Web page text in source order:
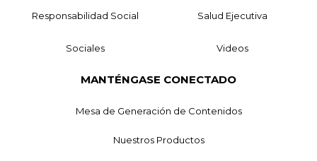
Responsabilidad Social Salud Ejecutiva
Sociales Videos
MANTÉNGASE CONECTADO
Mesa de Generación de Contenidos
Nuestros Productos